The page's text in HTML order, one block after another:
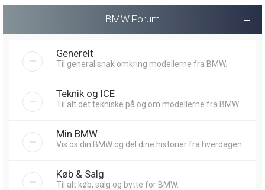
BMW Forum
Generelt
Til general snak omkring modellerne fra BMW.
Teknik og ICE
Til alt det tekniske på og om modellerne fra BMW.
Min BMW
Vis os din BMW og del dine historier fra hverdagen.
Køb & Salg
Til alt køb, salg og bytte for BMW.